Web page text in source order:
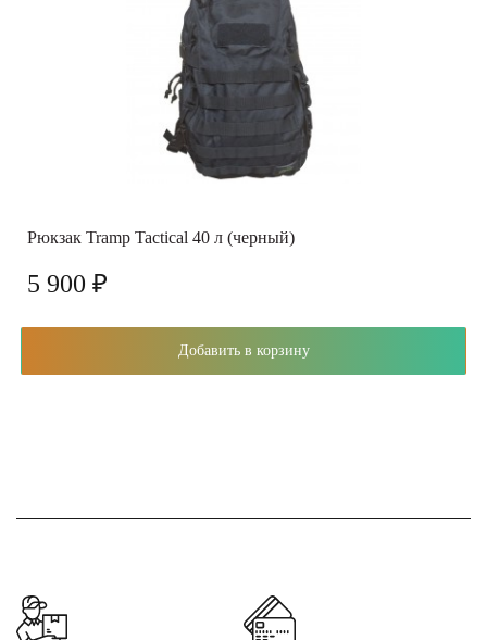
Рюкзак Tramp Tactical 40 л (черный)
5 900 ₽
Добавить в корзину